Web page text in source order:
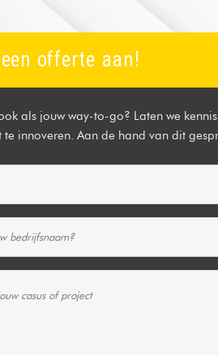
offerte aan!
als jouw way-to-go? Laten we
te innoveren. Aan de hand van dit